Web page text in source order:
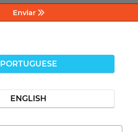
Enviar
PORTUGUESE
ENGLISH